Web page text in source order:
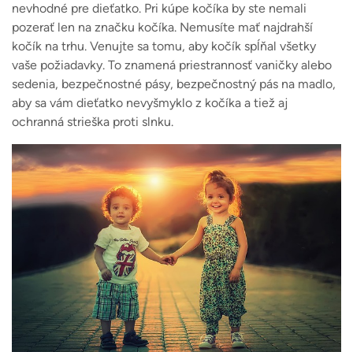
nevhodné pre dieťatko. Pri kúpe kočíka by ste nemali
pozerať len na značku kočíka. Nemusíte mať najdrahší
kočík na trhu. Venujte sa tomu, aby kočík spĺňal všetky
vaše požiadavky. To znamená priestrannosť vaničky alebo
sedenia, bezpečnostné pásy, bezpečnostný pás na madlo,
aby sa vám dieťatko nevyšmyklo z kočíka a tiež aj
ochranná strieška proti slnku.